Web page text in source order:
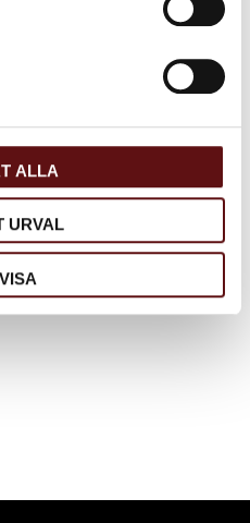
ALLA
URVAL